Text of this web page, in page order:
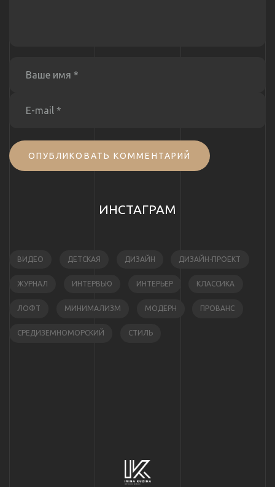
ОПУБЛИКОВАТЬ КОММЕНТАРИЙ
ИНСТАГРАМ
ВИДЕО ДЕТСКАЯ ДИЗАЙН ДИЗАЙН-ПРОЕКТ
ЖУРНАЛ ИНТЕРВЬЮ ИНТЕРЬЕР КЛАССИКА
ЛОФТ МИНИМАЛИЗМ МОДЕРН ПРОВАНС
СРЕДИЗЕМНОМОРСКИЙ СТИЛЬ